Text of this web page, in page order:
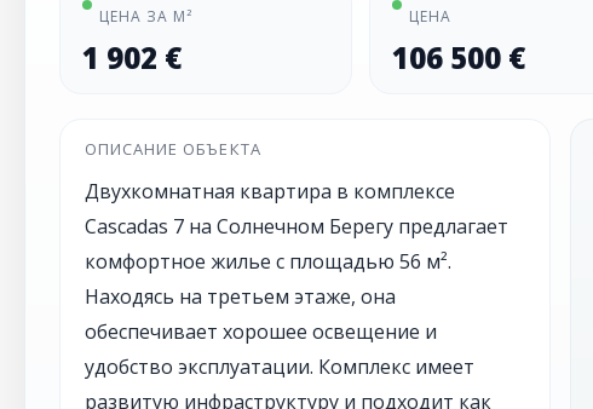
ЦЕНА ЗА М²
1 902 €
ЦЕНА
106 500 €
ОПИСАНИЕ ОБЪЕКТА
Двухкомнатная квартира в комплексе
Cascadas 7 на Солнечном Берегу предлагает
комфортное жилье с площадью 56 м².
Находясь на третьем этаже, она
обеспечивает хорошее освещение и
удобство эксплуатации. Комплекс имеет
развитую инфраструктуру и подходит как